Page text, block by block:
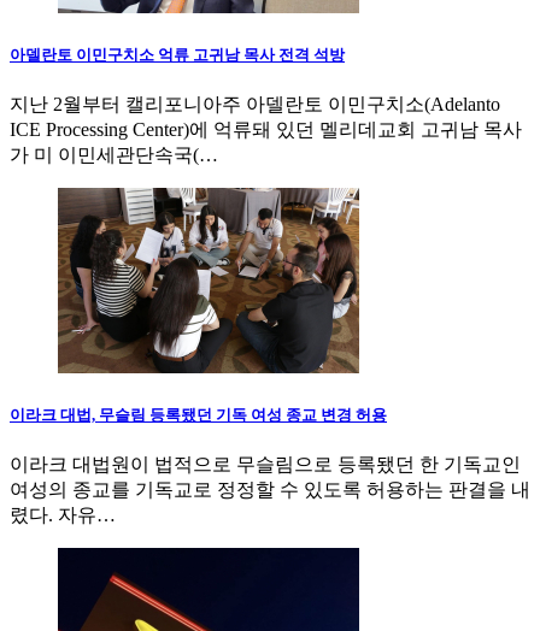
아델란토 이민구치소 억류 고귀남 목사 전격 석방
지난 2월부터 캘리포니아주 아델란토 이민구치소(Adelanto
ICE Processing Center)에 억류돼 있던 멜리데교회 고귀남 목사
가 미 이민세관단속국(…
이라크 대법, 무슬림 등록됐던 기독 여성 종교 변경 허용
이라크 대법원이 법적으로 무슬림으로 등록됐던 한 기독교인
여성의 종교를 기독교로 정정할 수 있도록 허용하는 판결을 내
렸다. 자유…